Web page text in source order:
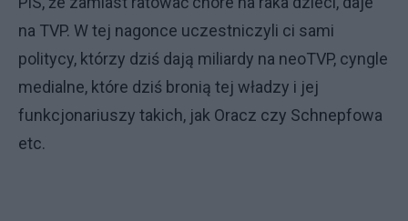
na TVP. W tej nagonce uczestniczyli ci sami
politycy, którzy dziś dają miliardy na neoTVP, cyngle
medialne, które dziś bronią tej władzy i jej
funkcjonariuszy takich, jak Oracz czy Schnepfowa
etc.